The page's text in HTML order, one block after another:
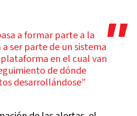
a formar parte a la
a ser parte de un sistema
en el cual van
de dónde
desarrollándose”